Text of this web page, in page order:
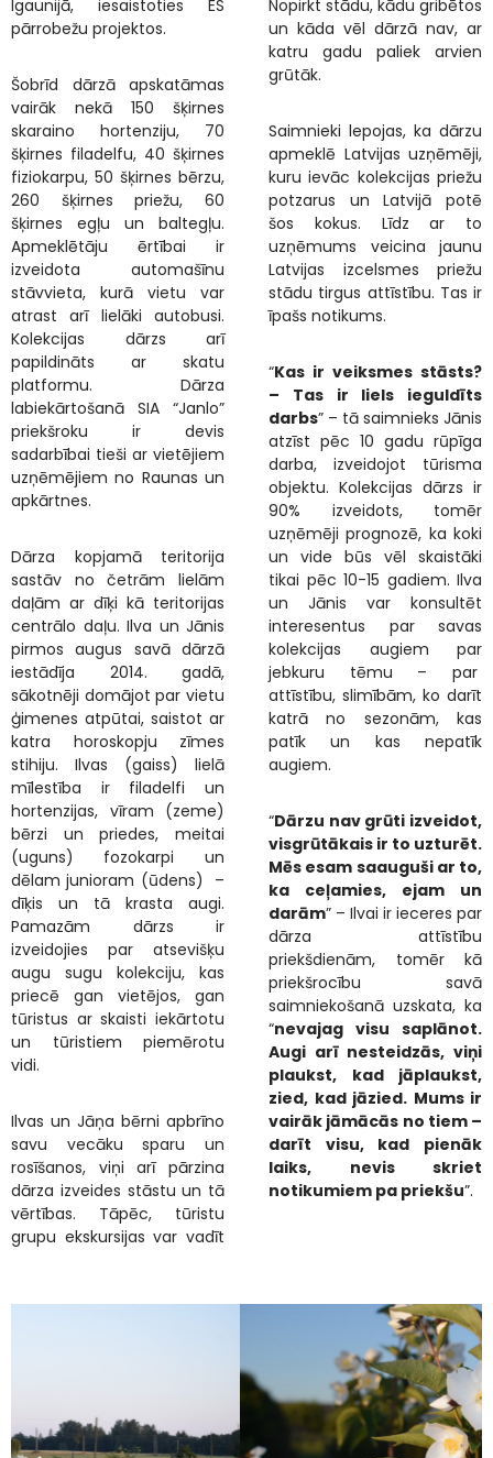
Igaunijā, iesaistoties ES
pārrobežu projektos.
Šobrīd dārzā apskatāmas
vairāk nekā 150 šķirnes
skaraino hortenziju, 70
šķirnes filadelfu, 40 šķirnes
fiziokarpu, 50 šķirnes bērzu,
260 šķirnes priežu, 60
šķirnes egļu un baltegļu.
Apmeklētāju ērtībai ir
izveidota automašīnu
stāvvieta, kurā vietu var
atrast arī lielāki autobusi.
Kolekcijas dārzs arī
papildināts ar skatu
platformu. Dārza
labiekārtošanā SIA “Janlo”
priekšroku ir devis
sadarbībai tieši ar vietējiem
uzņēmējiem no Raunas un
apkārtnes.
Dārza kopjamā teritorija
sastāv no četrām lielām
daļām ar dīķi kā teritorijas
centrālo daļu. Ilva un Jānis
pirmos augus savā dārzā
iestādīja 2014. gadā,
sākotnēji domājot par vietu
ģimenes atpūtai, saistot ar
katra horoskopju zīmes
stihiju. Ilvas (gaiss) lielā
mīlestība ir filadelfi un
hortenzijas, vīram (zeme)
bērzi un priedes, meitai
(uguns)
fozokarpi un
dēlam junioram (ūdens) –
dīķis un tā krasta augi.
Pamazām dārzs ir
izveidojies par atsevišķu
augu sugu kolekciju, kas
priecē gan vietējos, gan
tūristus ar skaisti iekārtotu
un tūristiem piemērotu
vidi.
Ilvas un Jāņa bērni apbrīno
savu vecāku sparu un
rosīšanos, viņi arī pārzina
dārza izveides stāstu un tā
vērtības. Tāpēc, tūristu
grupu ekskursijas var vadīt
Nopirkt stādu, kādu gribētos
un kāda vēl dārzā nav, ar
katru gadu paliek arvien
grūtāk.
Saimnieki lepojas, ka dārzu
apmeklē Latvijas uzņēmēji,
kuru ievāc kolekcijas priežu
potzarus un Latvijā potē
šos kokus. Līdz ar to
uzņēmums veicina jaunu
Latvijas izcelsmes priežu
stādu tirgus attīstību. Tas ir
īpašs notikums.
“Kas ir veiksmes stāsts?
– Tas ir liels ieguldīts
darbs” – tā saimnieks Jānis
atzīst pēc 10 gadu rūpīga
darba, izveidojot tūrisma
objektu. Kolekcijas dārzs ir
90% izveidots, tomēr
uzņēmēji prognozē, ka koki
un vide būs vēl skaistāki
tikai pēc 10-15 gadiem. Ilva
un Jānis var konsultēt
interesentus par savas
kolekcijas augiem par
jebkuru tēmu – par
attīstību, slimībām, ko darīt
katrā no sezonām, kas
patīk un kas nepatīk
augiem.
“Dārzu nav grūti izveidot,
visgrūtākais ir to uzturēt.
Mēs esam saauguši ar to,
ka ceļamies, ejam un
darām” – Ilvai ir ieceres par
dārza attīstību
priekšdienām, tomēr kā
priekšrocību savā
saimniekošanā uzskata, ka
“nevajag visu saplānot.
Augi arī nesteidzās, viņi
plaukst, kad jāplaukst,
zied, kad jāzied. Mums ir
vairāk jāmācās no tiem –
darīt visu, kad pienāk
laiks, nevis skriet
notikumiem pa priekšu”.